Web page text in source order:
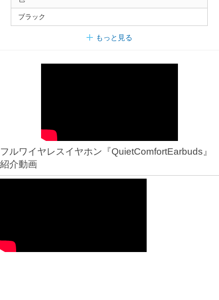
ブラック
もっと見る
フルワイヤレスイヤホン『QuietComfortEarbuds』
紹介動画